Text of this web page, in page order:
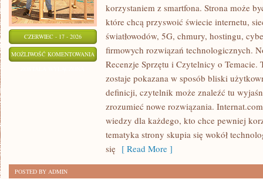
CZERWIEC - 17 - 2026
MOŻLIWOŚĆ KOMENTOWANIA CHMURA
PRZECHOWYWANIE
DANYCH
korzystaniem z smartfona. Strona może
które chcą przyswoić świecie internetu,
światłowodów, 5G, chmury, hostingu,
firmowych rozwiązań technologicznych.
Recenzje Sprzętu i Czytelnicy o
zostaje pokazana w sposób bliski
definicji, czytelnik może znaleźć tu
zrozumieć nowe rozwiązania.
wiedzy dla każdego, kto chce pewniej
tematyka strony skupia się wokół
się [ Read More ]
POSTED BY ADMIN